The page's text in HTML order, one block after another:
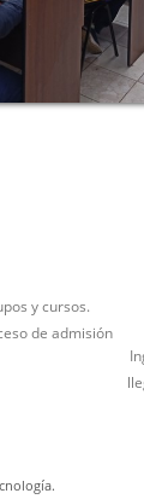
y cursos.
de admisión